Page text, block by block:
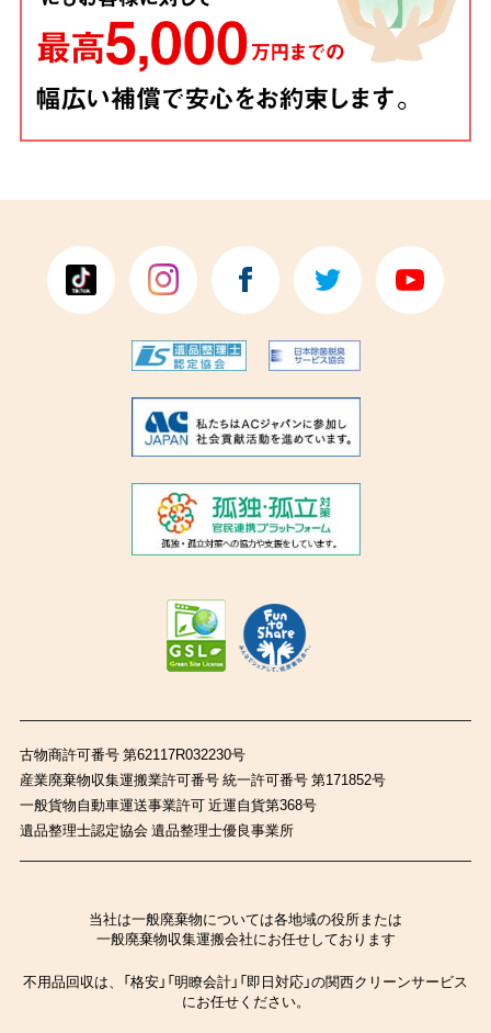
古物商許可番号 第62117R032230号
産業廃棄物収集運搬業許可番号 統一許可番号 第171852号
一般貨物自動車運送事業許可 近運自貨第368号
遺品整理士認定協会 遺品整理士優良事業所
当社は一般廃棄物については各地域の役所または
一般廃棄物収集運搬会社にお任せしております
不用品回収は、「格安」「明瞭会計」「即日対応」の関西クリーンサービス
にお任せください。